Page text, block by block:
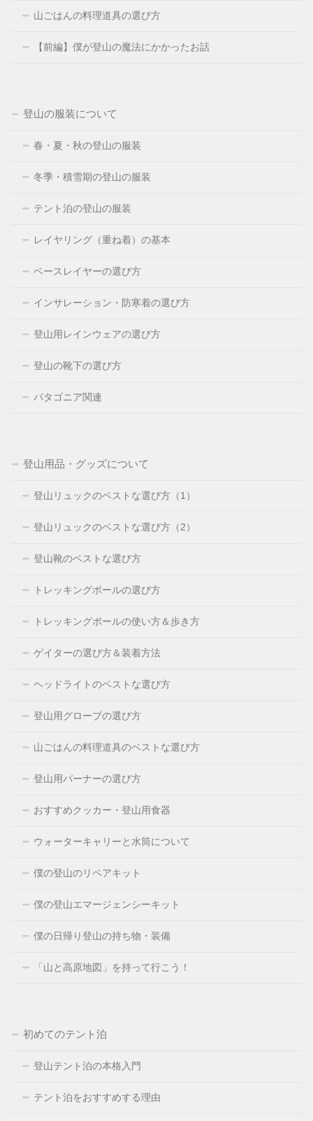
山ごはんの料理道具の選び方
【前編】僕が登山の魔法にかかったお話
登山の服装について
春・夏・秋の登山の服装
冬季・積雪期の登山の服装
テント泊の登山の服装
レイヤリング（重ね着）の基本
ベースレイヤーの選び方
インサレーション・防寒着の選び方
登山用レインウェアの選び方
登山の靴下の選び方
パタゴニア関連
登山用品・グッズについて
登山リュックのベストな選び方（1）
登山リュックのベストな選び方（2）
登山靴のベストな選び方
トレッキングポールの選び方
トレッキングポールの使い方＆歩き方
ゲイターの選び方＆装着方法
ヘッドライトのベストな選び方
登山用グローブの選び方
山ごはんの料理道具のベストな選び方
登山用バーナーの選び方
おすすめクッカー・登山用食器
ウォーターキャリーと水筒について
僕の登山のリペアキット
僕の登山エマージェンシーキット
僕の日帰り登山の持ち物・装備
「山と高原地図」を持って行こう！
初めてのテント泊
登山テント泊の本格入門
テント泊をおすすめする理由